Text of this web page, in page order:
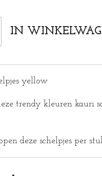
IN
yellow
trendy kleuren kauri
deze schelpjes per